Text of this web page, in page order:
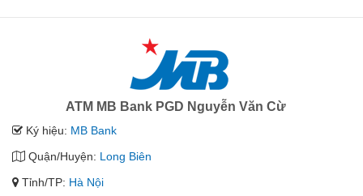
ATM MB Bank PGD Nguyễn Văn Cừ
Ký hiệu: MB Bank
Quận/Huyện: Long Biên
Tỉnh/TP: Hà Nội